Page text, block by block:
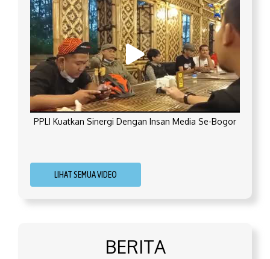
PPLI Kuatkan Sinergi Dengan Insan Media Se-Bogor
LIHAT SEMUA VIDEO
BERITA